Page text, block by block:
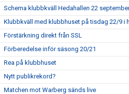
Schema klubbkväll Hedahallen 22
Klubbkväll med klubbhuset på tisdag 22/9 i
Förstärkning direkt från SSL
Förberedelse inför säsong 20/21
Rea på klubbhuset
Nytt publikrekord?
Matchen mot Warberg sänds live